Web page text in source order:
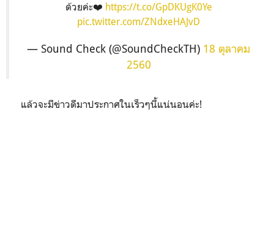
ด้วยค่ะ❤️ https://t.co/GpDKUgK0Ye
pic.twitter.com/ZNdxeHAJvD
— Sound Check (@SoundCheckTH) 18 ตุลาคม
2560
แล้วจะมีข่าวดีมาประกาศในเร็วๆนี้แน่นอนค่ะ!